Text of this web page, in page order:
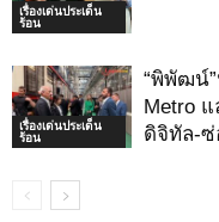
เรื่องเด่นประเด็น
ร้อน
เรื่องเด่นประเด็น
ร้อน
“พิพัฒน์
Metro
ดิจิทัล-ซ่